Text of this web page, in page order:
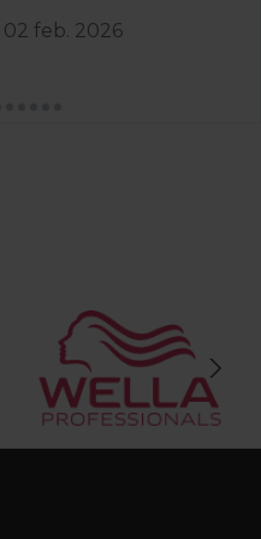
02 feb. 2026